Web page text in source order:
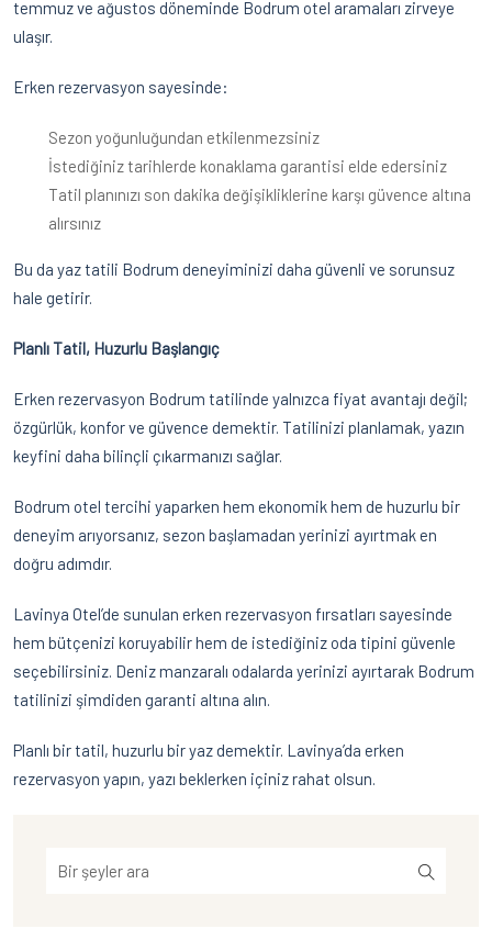
temmuz ve ağustos döneminde Bodrum otel aramaları zirveye
ulaşır.
Erken rezervasyon sayesinde:
Sezon yoğunluğundan etkilenmezsiniz
İstediğiniz tarihlerde konaklama garantisi elde edersiniz
Tatil planınızı son dakika değişikliklerine karşı güvence altına
alırsınız
Bu da yaz tatili Bodrum deneyiminizi daha güvenli ve sorunsuz
hale getirir.
Planlı Tatil, Huzurlu Başlangıç
Erken rezervasyon Bodrum tatilinde yalnızca fiyat avantajı değil;
özgürlük, konfor ve güvence demektir. Tatilinizi planlamak, yazın
keyfini daha bilinçli çıkarmanızı sağlar.
Bodrum otel tercihi yaparken hem ekonomik hem de huzurlu bir
deneyim arıyorsanız, sezon başlamadan yerinizi ayırtmak en
doğru adımdır.
Lavinya Otel’de sunulan erken rezervasyon fırsatları sayesinde
hem bütçenizi koruyabilir hem de istediğiniz oda tipini güvenle
seçebilirsiniz. Deniz manzaralı odalarda yerinizi ayırtarak Bodrum
tatilinizi şimdiden garanti altına alın.
Planlı bir tatil, huzurlu bir yaz demektir. Lavinya’da erken
rezervasyon yapın, yazı beklerken içiniz rahat olsun.